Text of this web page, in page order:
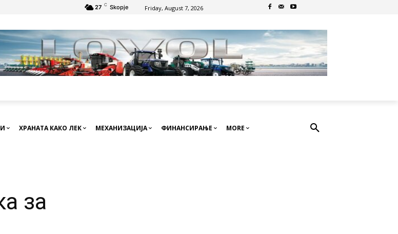
27 C Skopje Friday, August 7, 2026
ХРАНАТА КАКО ЛЕК МЕХАНИЗАЦИЈА ФИНАНСИРАЊЕ MORE
за